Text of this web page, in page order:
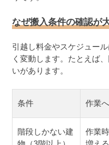
なぜ搬入条件の確認が
引越し料金やスケジュー
く変動します。たとえば
いがあります。
条件 作業
階段しかない建
作業